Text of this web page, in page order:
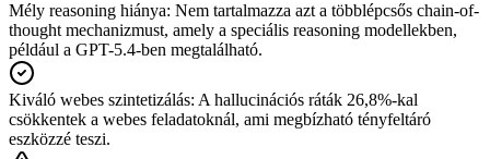
Mély reasoning hiánya: Nem tartalmazza azt a többlépcsős chain-of-
thought mechanizmust, amely a speciális reasoning modellekben,
például a GPT-5.4-ben megtalálható.
Kiváló webes szintetizálás: A hallucinációs ráták 26,8%-kal
csökkentek a webes feladatoknál, ami megbízható tényfeltáró
eszközzé teszi.